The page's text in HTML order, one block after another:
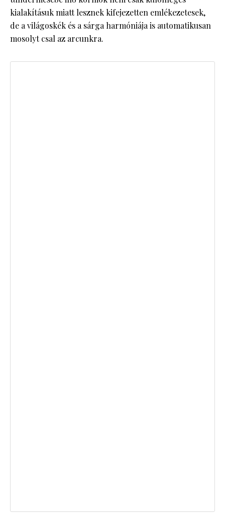
kialakításuk miatt lesznek kifejezetten emlékezetesek,
de a világoskék és a sárga harmóniája is automatikusan
mosolyt csal az arcunkra.